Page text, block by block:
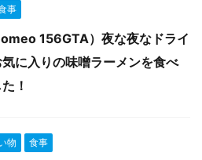
事
156GTA）夜な夜なドライ
に入りの味噌ラーメンを食べ
！
物 食事